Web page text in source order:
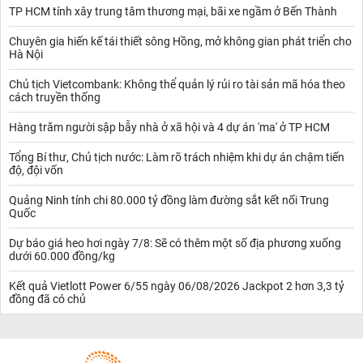
Đặc điểm của cà phê arabica
Chất lượng cao
Cà phê arabica luôn được đánh giá cao trên thị trường thế giới
nhờ hương vị đặc trưng mà ít loại cà phê nào sánh được. Loại cà
phê này mang đến hương vị thanh tao, nhẹ nhàng với độ chua tự
nhiên vừa phải, tạo nên sự phong phú và độc đáo. Đặc biệt,
arabica thường có hậu vị ngọt và ít đắng hơn so với robusta,
khiến nó trở thành lựa chọn hàng đầu trong ngành công nghiệp
cà phê đặc sản và các sản phẩm cao cấp.
Khí hậu trồng
Việc trồng cà phê arabica đòi hỏi điều kiện khí hậu đặc biệt,
thường là những vùng cao có độ cao từ 800-2.200m so với mực
nước biển. Các vùng có khí hậu mát mẻ, nhiệt độ ổn định, lượng
mưa đều đặn và đất giàu dinh dưỡng như Lâm Đồng (Việt Nam),
Colombia, và Ethiopia là những nơi lý tưởng để trồng arabica.
Điều kiện này không chỉ đảm bảo năng suất mà còn góp phần
nâng cao chất lượng hạt cà phê, giúp giữ được hương vị tinh tế và
hấp dẫn của loại cà phê này.
Giá trị thị trường
Nhờ chất lượng vượt trội,giá arabica hôm naythường cao hơn
trình chăm sóc arabica phức tạp, từ việc trồng trọt, thu hoạch
TP HCM tính xây trung tâm thương mại, bãi xe ngầm ở Bến Thành
Chuyên gia hiến kế tái thiết sông Hồng, mở không gian phát triển cho
Hà Nội
Chủ tịch Vietcombank: Không thể quản lý rủi ro tài sản mã hóa theo
cách truyền thống
Hàng trăm người sập bẫy nhà ở xã hội và 4 dự án 'ma' ở TP HCM
Tổng Bí thư, Chủ tịch nước: Làm rõ trách nhiệm khi dự án chậm tiến
độ, đội vốn
Quảng Ninh tính chi 80.000 tỷ đồng làm đường sắt kết nối Trung
Quốc
Dự báo giá heo hơi ngày 7/8: Sẽ có thêm một số địa phương xuống
dưới 60.000 đồng/kg
Kết quả Vietlott Power 6/55 ngày 06/08/2026 Jackpot 2 hơn 3,3 tỷ
đồng đã có chủ